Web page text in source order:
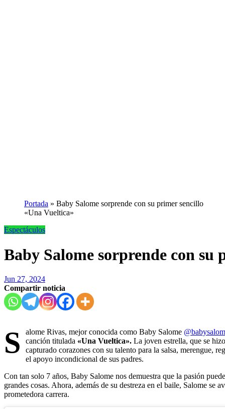
Portada » Baby Salome sorprende con su primer sencillo
«Una Vueltica»
Espectáculos
Baby Salome sorprende con
Jun 27, 2024
Compartir noticia
S alome Rivas, mejor conocida como Baby Salome
canción titulada «Una Vueltica». La joven estrella, que se
capturado corazones con su talento para la salsa, merengue,
el apoyo incondicional de sus padres.
Con tan solo 7 años, Baby Salome nos demuestra que la pasión
grandes cosas. Ahora, además de su destreza en el baile, Salome se
prometedora carrera.